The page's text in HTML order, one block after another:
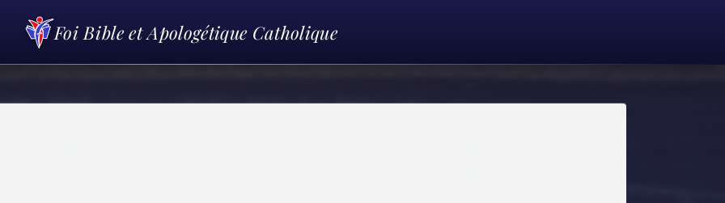
Foi Bible et Apologétique Catholique